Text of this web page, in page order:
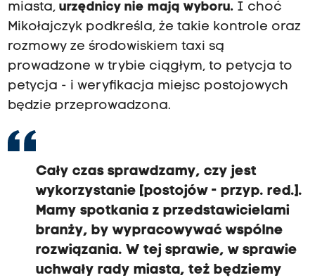
miasta, urzędnicy nie mają wyboru.I choć
Mikołajczyk podkreśla, że takie kontrole oraz
rozmowy ze środowiskiem taxi są
prowadzone w trybie ciągłym, to petycja to
petycja - i weryfikacja miejsc postojowych
będzie przeprowadzona.
Cały czas sprawdzamy, czy jest
wykorzystanie [postojów - przyp. red.].
Mamy spotkania z przedstawicielami
branży, by wypracowywać wspólne
rozwiązania. W tej sprawie, w sprawie
uchwały rady miasta, też będziemy